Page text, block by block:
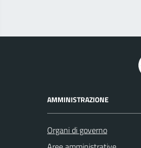
AMMINISTRAZIONE
Organi di governo